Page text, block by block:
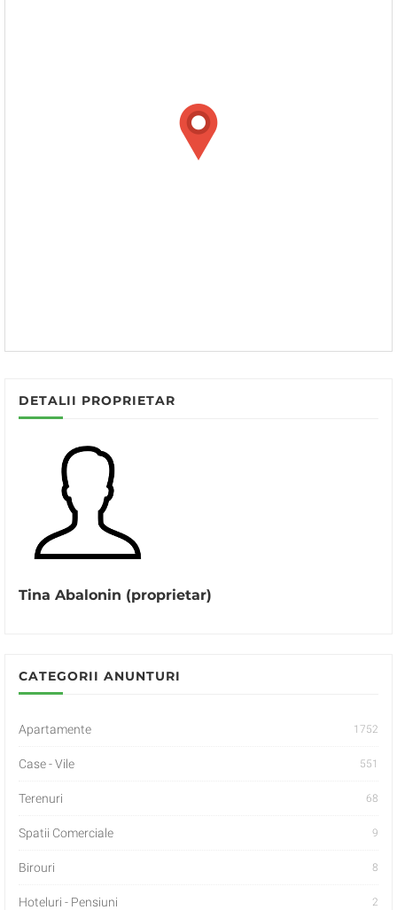
DETALII PROPRIETAR
Tina Abalonin (proprietar)
CATEGORII ANUNTURI
Apartamente 1752
Case - Vile 551
Terenuri 68
Spatii Comerciale 9
Birouri 8
Hoteluri - Pensiuni 2